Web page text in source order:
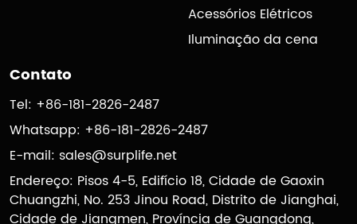
Acessórios Elétricos
Iluminação da cena
Contato
Tel: +86-181-2826-2487
Whatsapp: +86-181-2826-2487
E-mail: sales@surplife.net
Endereço: Pisos 4-5, Edifício 18, Cidade de Gaoxin
Chuangzhi, No. 253 Jinou Road, Distrito de Jianghai,
Cidade de Jiangmen, Província de Guangdong,